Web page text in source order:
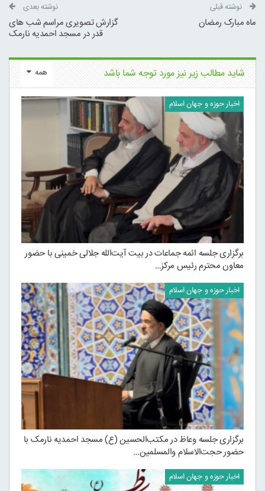
نوشته قبلی
ماه مبارک رمضان
نوشته بعدی
گزارش تصویری مراسم شب های
قدر در مسجد احمدیه نارمک
همه شاید مطالب زیر نیز مورد توجه شما باشد
اخبار حوزه و جهان اسلام
برگزاری جلسه ائمه جماعات در بیت آیت‌الله جلالی خمینی با حضور
معاون محترم رئیس مرکز…
اخبار حوزه و جهان اسلام
برگزاری جلسه وعاظ در مکتب‌الحسین (ع) مسجد احمدیه نارمک با
حضور حجت‌الاسلام والمسلمین…
اخبار حوزه و جهان اسلام